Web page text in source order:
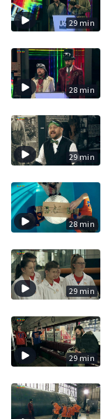
29 min
28 min
29 min
28 min
29 min
29 min